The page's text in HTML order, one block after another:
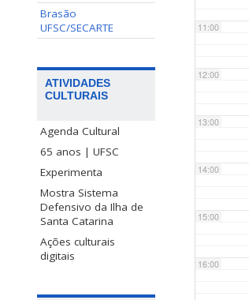
Brasão
UFSC/SECARTE
ATIVIDADES
CULTURAIS
Agenda Cultural
65 anos | UFSC
Experimenta
Mostra Sistema
Defensivo da Ilha de
Santa Catarina
Ações culturais
digitais
11:00
12:00
13:00
14:00
15:00
16:00